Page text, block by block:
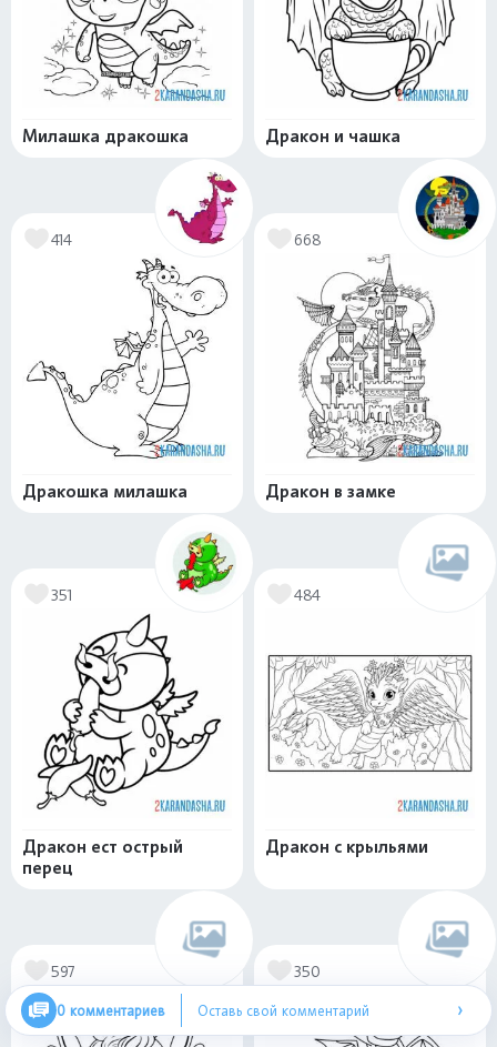
Милашка дракошка Дракон и чашка
414
Дракошка милашка
668
Дракон в замке
351
Дракон ест острый
перец
484
Дракон с крыльями
597 350
0 комментариев Оставь свой комментарий ›